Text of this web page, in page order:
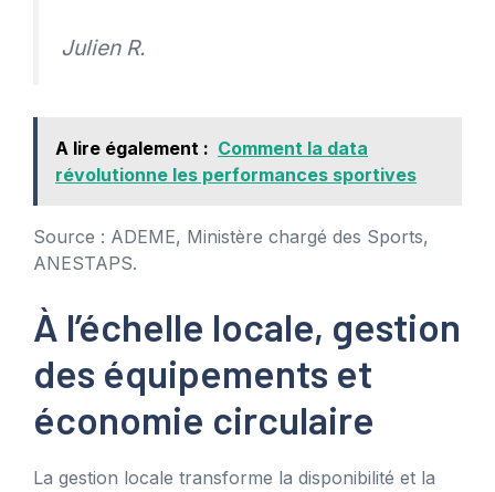
Julien R.
A lire également : Comment la data
révolutionne les performances sportives
Source : ADEME, Ministère chargé des Sports,
ANESTAPS.
À l’échelle locale, gestion
des équipements et
économie circulaire
La gestion locale transforme la disponibilité et la